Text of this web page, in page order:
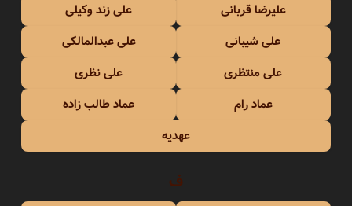
علیرضا قربانی
علی زند وکیلی
علی شیبانی
علی عبدالمالکی
علی منتظری
علی نظری
عماد رام
عماد طالب زاده
عهدیه
ف